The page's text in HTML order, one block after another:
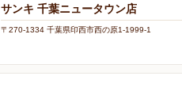
サンキ 千葉ニュータウン店
〒270-1334 千葉県印西市西の原1-1999-1